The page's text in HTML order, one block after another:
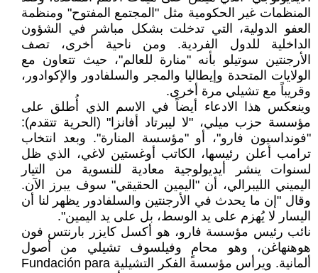
المنظمات غير الحكومية مثل "المجتمع المفتوح" ومنظمة
العفو الدولية، التي تدخلت بشكل مباشر في الشؤون
الداخلية للدول الفردية. ومن ناحية أخرى، تصف
الأرجنتين سوتيلو بأنه "منارة للعالم"، حيث تتعاون مع
الولايات المتحدة وإيطاليا والمجر والسلفادور والإكوادور،
وقريباً مع تشيلي مرة أخرى.
وينعكس هذا الادعاء أيضاً في الاسم الذي أُطلق على
مؤسسة حزب ميلي، "لا ليبرتاد أفانزا" (الحرية تتقدم):
"فونداسيون فارو"، أو "مؤسسة المنارة". وبعد انتخاب
ترامب أعلن رئيسها، الكاتب أوغستين لاغي، الذي ظل
لسنوات ينشر أيديولوجية معادية للنسوية من التيار
اليميني الليبرالي، أن "اليمين الحقيقي" سوف يبرز الآن.
وقال "إن ما يحدث في الأرجنتين والسلفادور يظهر لنا أن
اليسار لا يُهزم على يد الوسط، بل على يد اليمين".
نائب رئيس مؤسسة فارو، هو أكسل كايزر بارنتس فون
هوهنهاغن، وهو محامٍ وفيلسوف تشيلي من أصول
ألمانية. ويرأس مؤسسة الفكر التشيلية Fundación para